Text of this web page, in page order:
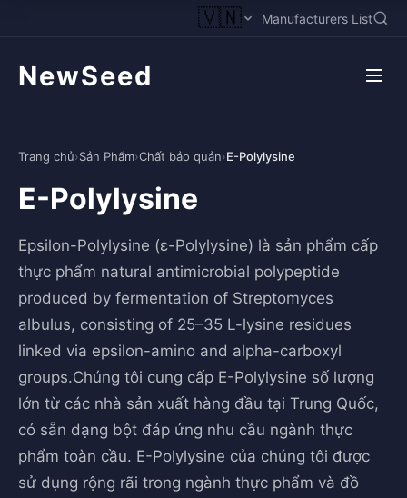
🇻🇳 Manufacturers List
NewSeed
Trang chủ›Sản Phẩm›Chất bảo quản›E-Polylysine
E-Polylysine
Epsilon-Polylysine (ε-Polylysine) là sản phẩm cấp
thực phẩm natural antimicrobial polypeptide
produced by fermentation of Streptomyces
albulus, consisting of 25–35 L-lysine residues
linked via epsilon-amino and alpha-carboxyl
groups.Chúng tôi cung cấp E-Polylysine số lượng
lớn từ các nhà sản xuất hàng đầu tại Trung Quốc,
có sẵn dạng bột đáp ứng nhu cầu ngành thực
phẩm toàn cầu. E-Polylysine của chúng tôi được
sử dụng rộng rãi trong ngành thực phẩm và đồ